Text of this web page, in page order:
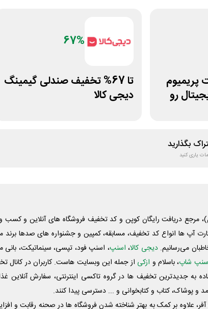
اکانت پریمیوم
رو
67%
تا 67% تخفیف صندلی گیمینگ
دیجی کالا
بگذارید
یاری کنید
مرجع دریافت رایگان کوپن و کد تخفیف فروشگاه های آنلاین و کسب و‌
آپ ها انواع کد تخفیف، مسابقه، کمپین و جشنواره های صدها برند
می‌رسانیم. دیجی کالا، اسنپ، اسنپ فود، تپسی، سینماتیکت، بانی
شاپ، باسلام و ازکی از جمله این وبسایت ‌هاست. کاربران در کانال
به جدیدترین تخفیف ها در گروه تاکسی اینترنتی، سفارش آنلاین غذا،
و پوشاک، کتاب و کتابخوانی و ... دسترسی پیدا کنند.
آفر، علاوه بر کمک به بهتر شناخته شدن فروشگاه ها در صحنه رقابت و